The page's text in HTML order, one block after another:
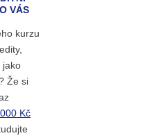
VÁS
kurzu
jako
Že si
Kč